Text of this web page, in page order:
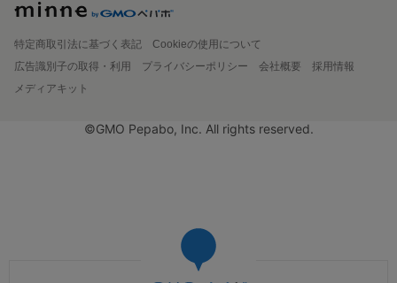
特定商取引法に基づく表記
Cookieの使用について
広告識別子の取得・利用
プライバシーポリシー 会社概要
採用情報
メディアキット
©GMO Pepabo, Inc. All rights reserved.